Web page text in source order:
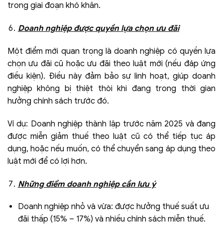
trong giai đoạn khó khăn.
Doanh nghiệp được quyền lựa chọn ưu đãi
Một điểm mới quan trọng là doanh nghiệp có quyền lựa
chọn ưu đãi cũ hoặc ưu đãi theo luật mới (nếu đáp ứng
điều kiện). Điều này đảm bảo sự linh hoạt, giúp doanh
nghiệp không bị thiệt thòi khi đang trong thời gian
hưởng chính sách trước đó.
Ví dụ: Doanh nghiệp thành lập trước năm 2025 và đang
được miễn giảm thuế theo luật cũ có thể tiếp tục áp
dụng, hoặc nếu muốn, có thể chuyển sang áp dụng theo
luật mới để có lợi hơn.
Những điểm doanh nghiệp cần lưu ý
Doanh nghiệp nhỏ và vừa: được hưởng thuế suất ưu
đãi thấp (15% – 17%) và nhiều chính sách miễn thuế.